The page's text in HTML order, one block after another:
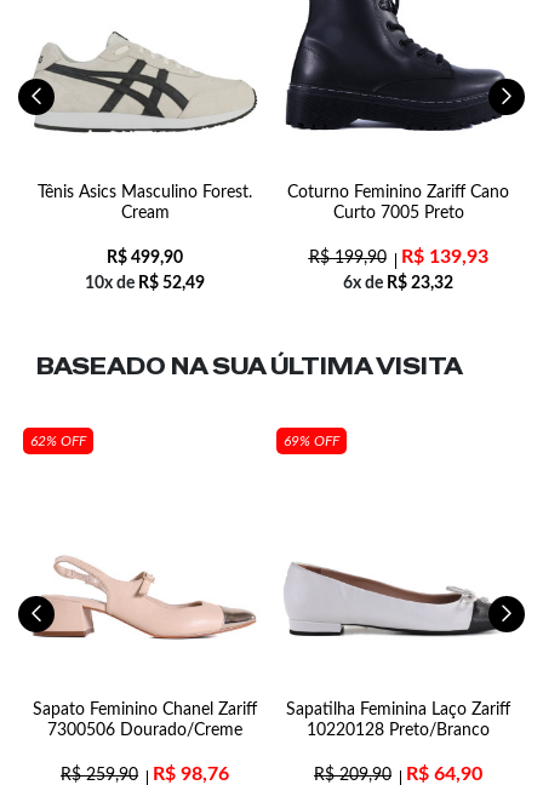
Tênis Asics Masculino Forest.
Cream
R$ 499,90
10x de R$ 52,49
Coturno Feminino Zariff Cano
Curto 7005 Preto
R$199,90 R$139,93
6x de R$ 23,32
BASEADO NA SUAÚLTIMA VISITA
62% OFF
Sapato Feminino Chanel Zariff
7300506 Dourado/Creme
R$259,90 R$ 98,76
69% OFF
Sapatilha Feminina Laço Zariff
10220128 Preto/Branco
R$209,90 R$ 64,90